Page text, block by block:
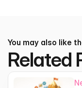
You may also like
Related